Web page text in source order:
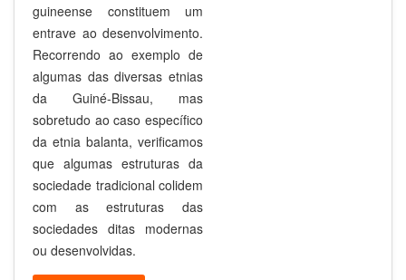
guineense constituem um
entrave ao desenvolvimento.
Recorrendo ao exemplo de
algumas das diversas etnias
da Guiné-Bissau, mas
sobretudo ao caso específico
da etnia balanta, verificamos
que algumas estruturas da
sociedade tradicional colidem
com as estruturas das
sociedades ditas modernas
ou desenvolvidas.